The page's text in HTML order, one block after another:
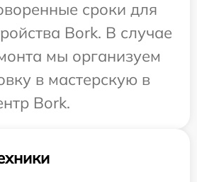
сроки для
Bork. В случае
мы организуем
в мастерскую в
Bork.